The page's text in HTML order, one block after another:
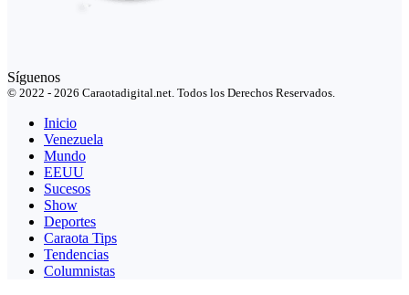
Síguenos
© 2022 - 2026 Caraotadigital.net. Todos los Derechos Reservados.
Inicio
Venezuela
Mundo
EEUU
Sucesos
Show
Deportes
Caraota Tips
Tendencias
Columnistas